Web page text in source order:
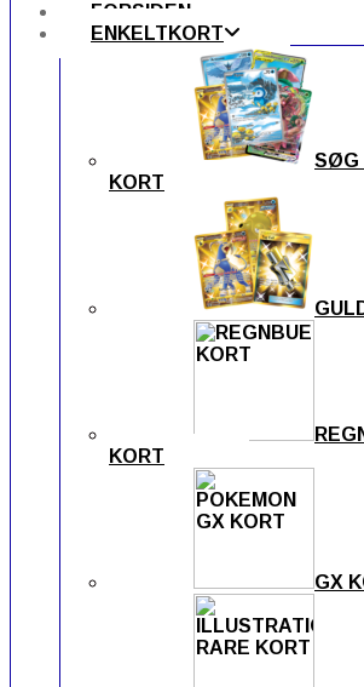
FORSIDEN
ENKELTKORT
SØG
KORT
KORT
GX